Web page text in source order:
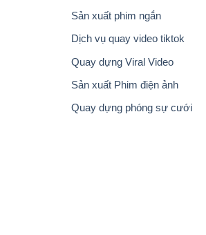
Sản xuất phim ngắn
Dịch vụ quay video tiktok
Quay dựng Viral Video
Sản xuất Phim điện ảnh
Quay dựng phóng sự cưới